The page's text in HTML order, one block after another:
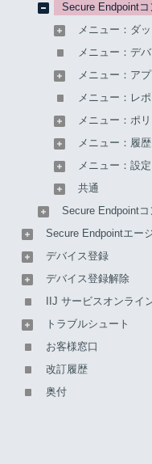
Secure Endpointコ
メニュー：ダ
メニュー：デ
メニュー：ア
メニュー：レポ
メニュー：ポ
メニュー：履歴
メニュー：設定
共通
Secure Endpointコ
Secure Endpointエー
デバイス登録
デバイス登録解除
IIJ サービスオンライ
トラブルシュート
お客様窓口
改訂履歴
奥付